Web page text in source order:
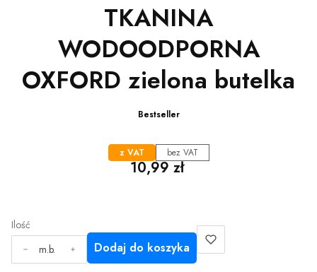
TKANINA
WODOODPORNA
OXFORD zielona butelka
Bestseller
z VAT bez VAT
Cena
10,99 zł
Ilość
m.b.
Dodaj do koszyka